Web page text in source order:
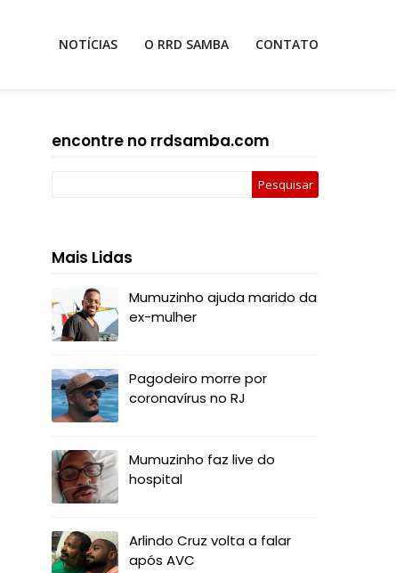
NOTÍCIAS O RRD SAMBA CONTATO
encontre no rrdsamba.com
Mais Lidas
Mumuzinho ajuda marido da
ex-mulher
Pagodeiro morre por
coronavírus no RJ
Mumuzinho faz live do
hospital
Arlindo Cruz volta a falar
após AVC